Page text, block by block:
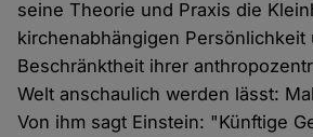
seine Theorie und Praxis die
kirchenabhängigen Persönlichkeit
Beschränktheit ihrer
Welt anschaulich werden lässt:
Von ihm sagt Einstein: "Künftige